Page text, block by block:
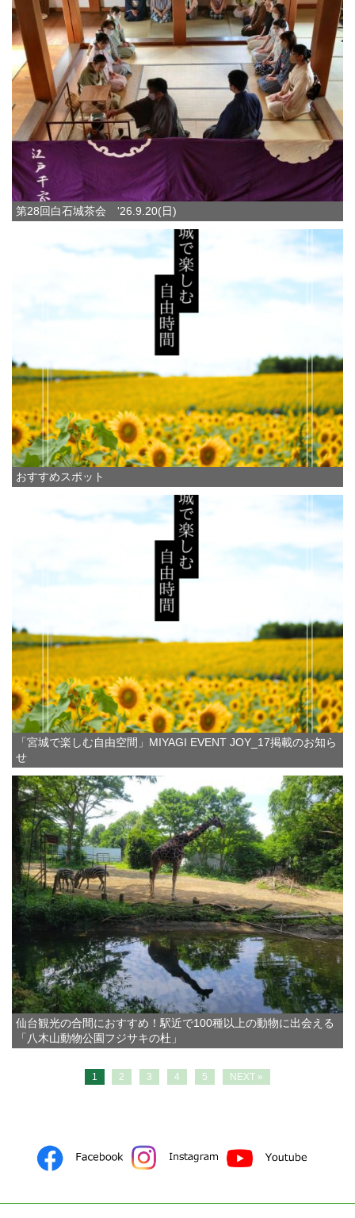
第28回白石城茶会 '26.9.20(日)
おすすめスポット
「宮城で楽しむ自由空間」MIYAGI EVENT JOY_17掲載のお知ら
せ
仙台観光の合間におすすめ！駅近で100種以上の動物に出会える
「八木山動物公園フジサキの杜」
1 2 3 4 5 NEXT »